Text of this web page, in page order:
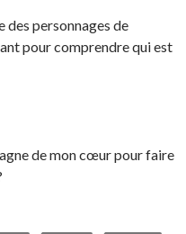
personnages de
pour comprendre qui est
de mon cœur pour faire